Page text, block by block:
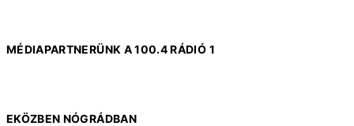
MÉDIAPARTNERÜNK A 100.4 RÁDIÓ 1
EKÖZBEN NÓGRÁDBAN